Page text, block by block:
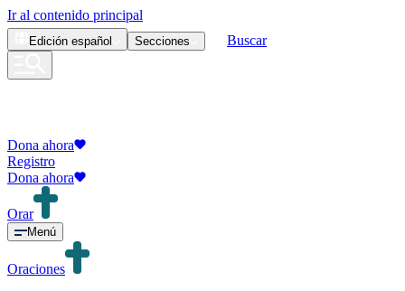
Ir al contenido principal
Edición español Secciones Buscar
Dona ahora
Registro
Dona ahora
Orar
Menú
Oraciones